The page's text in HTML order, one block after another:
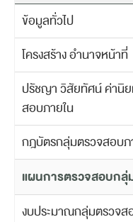
ข้อมูลทั่วไป
โครงสร้าง อำนาจหน้าที่
ปรัชญา วิสัยทัศน์ ค่านิ
สอบภายใน
กฎบัตรกลุ่มตรวจสอบภ
แผนการตรวจสอบกลุ่
งบประมาณกลุ่มตรวจส